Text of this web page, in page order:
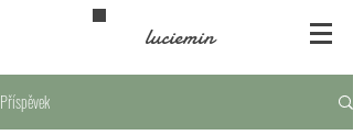
luciemin
Příspěvek